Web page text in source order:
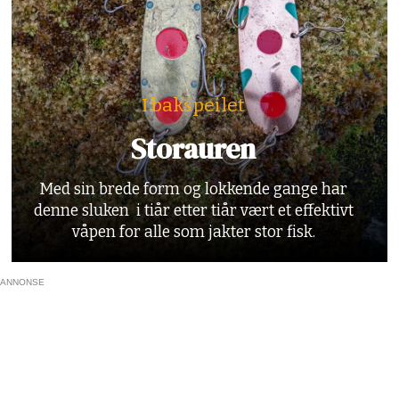
I bakspeilet
Storauren
Med sin brede form og lokkende gange har
denne sluken i tiår etter tiår vært et effektivt
våpen for alle som jakter stor fisk.
ANNONSE